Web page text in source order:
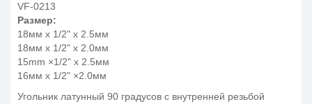
VF-0213
Размер:
18мм x 1/2" x 2.5мм
18мм x 1/2" x 2.0мм
15mm ×1/2" x 2.5мм
16мм x 1/2" ×2.0мм
Угольник латунный 90 градусов с внутренней резьбой